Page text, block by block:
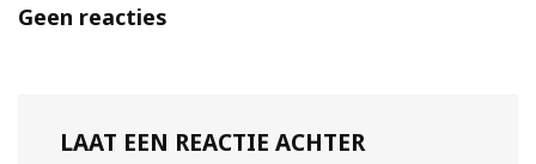
Geen reacties
LAAT EEN REACTIE ACHTER